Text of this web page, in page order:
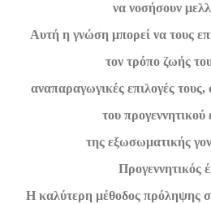
να νοσήσουν
Αυτή η γνώση μπορεί να τους
τον τρόπο ζωής
αναπαραγωγικές επιλογές
του προγεννητικού
της εξωσωματικής
Προγεννητικός
Η καλύτερη μέθοδος πρόληψης